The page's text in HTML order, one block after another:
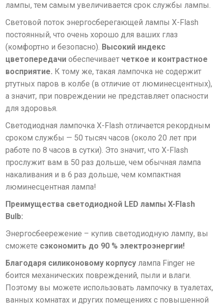
лампы, тем самым увеличивается срок службы лампы.
Световой поток энергосберегающей лампы X-Flash
постоянный, что очень хорошо для ваших глаз
(комфортно и безопасно). Высокий индекс
цветопередачиобеспечивает четкое и контрастное
восприятие. К тому же, такая лампочка не содержит
ртутных паров в колбе (в отличие от люминесцентных),
а значит, при повреждении не представляет опасности
для здоровья.
Cветодиодная лампочка X-Flash отличаетсярекордным
сроком службы — 50 тысяч часов (около 20 лет при
работе по 8 часов в сутки). Это значит, что X-Flash
прослужит вам в 50 раз дольше, чем обычная лампа
накаливания и в 6 раз дольше, чем компактная
люминесцентная лампа!
Преимущества cветодиодной LED лампы X-Flash
Bulb:
Энергосбеережение – купив светодиодную лампу, вы
сможете сэкономить до 90 % электроэнергии!
Благодаря силиконовому корпусу лампа Finger не
боится механических повреждений, пыли и влаги.
Поэтому вы можете использовать лампочку в туалетах,
ванных комнатах и других помещениях с повышенной